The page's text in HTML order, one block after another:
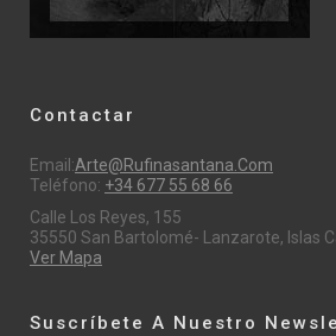
Contactar
Email:Arte@rufinasantana.com
Teléfono: +34 677 55 68 66
Calle Los Reyes, 155
35550 San Bartolomé- Lanzarote, Islas
Ver Mapa
Suscríbete A Nuestro